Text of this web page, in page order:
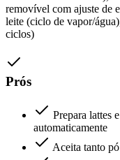
removível com ajuste de
leite (ciclo de vapor/
ciclos)
Prós
Prepara lattes
automaticamente
Aceita tanto